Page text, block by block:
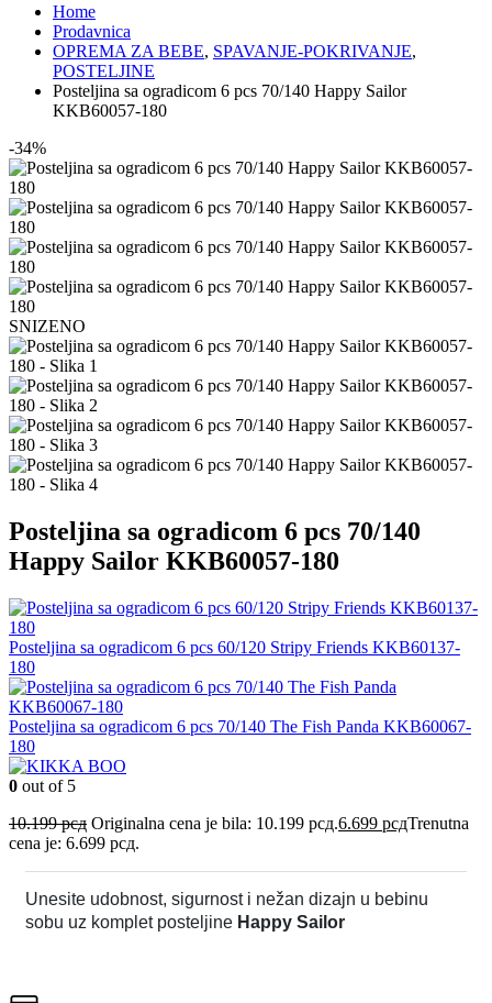
Home
Prodavnica
OPREMA ZA BEBE, SPAVANJE-POKRIVANJE,
POSTELJINE
Posteljina sa ogradicom 6 pcs 70/140 Happy Sailor
KKB60057-180
-34%
SNIZENO
Posteljina sa ogradicom 6 pcs 70/140
Happy Sailor KKB60057-180
Posteljina sa ogradicom 6 pcs 60/120 Stripy Friends KKB60137-
180
Posteljina sa ogradicom 6 pcs 70/140 The Fish Panda KKB60067-
180
0 out of 5
10.199рсд Originalna cena je bila: 10.199 рсд.6.699 рсдTrenutna
cena je: 6.699 рсд.
Unesite udobnost, sigurnost i nežan dizajn u bebinu
sobu uz komplet posteljine Happy Sailor